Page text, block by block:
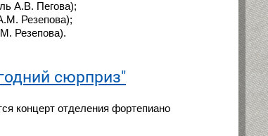
А.В. Пегова);
Резепова);
Резепова).
сюрприз"
концерт отделения фортепиано